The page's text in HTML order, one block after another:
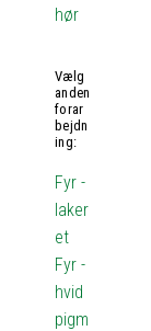
hør
Vælg
anden
forar
bejdn
ing:
Fyr -
laker
et
Fyr -
hvid
pigm